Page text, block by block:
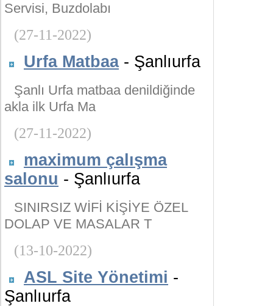
Servisi, Buzdolabı
(27-11-2022)
Urfa Matbaa- Şanlıurfa
Şanlı Urfa matbaa denildiğinde
akla ilk Urfa Ma
(27-11-2022)
maximum çalışma
salonu - Şanlıurfa
SINIRSIZ WİFİ KİŞİYE ÖZEL
DOLAP VE MASALAR T
(13-10-2022)
ASL Site Yönetimi -
Şanlıurfa